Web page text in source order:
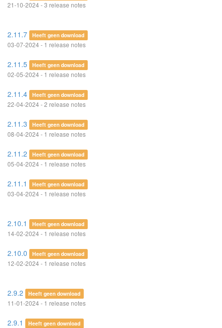
21-10-2024 - 3 release notes
2.11.7 Heeft geen download
03-07-2024 - 1 release notes
2.11.5 Heeft geen download
02-05-2024 - 1 release notes
2.11.4 Heeft geen download
22-04-2024 - 2 release notes
2.11.3 Heeft geen download
08-04-2024 - 1 release notes
2.11.2 Heeft geen download
05-04-2024 - 1 release notes
2.11.1 Heeft geen download
03-04-2024 - 1 release notes
2.10.1 Heeft geen download
14-02-2024 - 1 release notes
2.10.0 Heeft geen download
12-02-2024 - 1 release notes
2.9.2 Heeft geen download
11-01-2024 - 1 release notes
2.9.1 Heeft geen download